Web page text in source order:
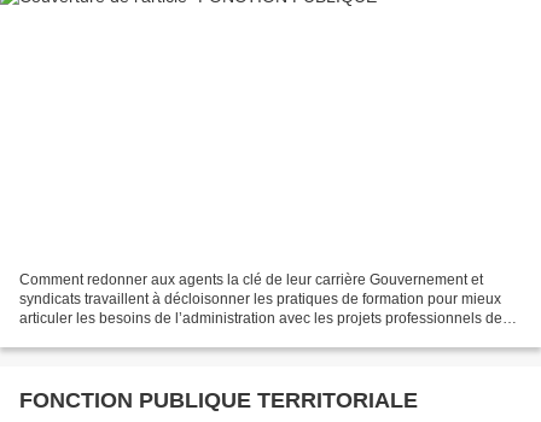
Comment redonner aux agents la clé de leur carrière Gouvernement et
syndicats travaillent à décloisonner les pratiques de formation pour mieux
articuler les besoins de l’administration avec les projets professionnels des
FONCTION PUBLIQUE TERRITORIALE